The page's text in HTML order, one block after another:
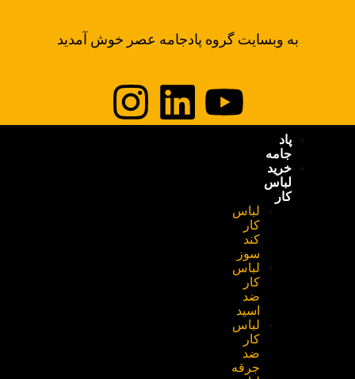
به وبسایت گروه پادجامه عصر خوش آمدید
جامه
خرید
لباس
کار
لباس
کار
کند
سوز
لباس
کار
ضد
اسید
لباس
کار
ضد
جرقه